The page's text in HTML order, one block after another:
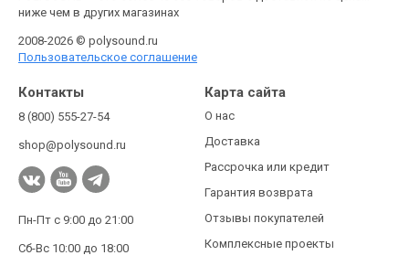
ниже чем в других магазинах
2008-2026 © polysound.ru
Пользовательское соглашение
Контакты
8 (800) 555-27-54
shop@polysound.ru
Пн-Пт с 9:00 до 21:00
Сб-Вс 10:00 до 18:00
Карта сайта
О нас
Доставка
Рассрочка или кредит
Гарантия возврата
Отзывы покупателей
Комплексные проекты